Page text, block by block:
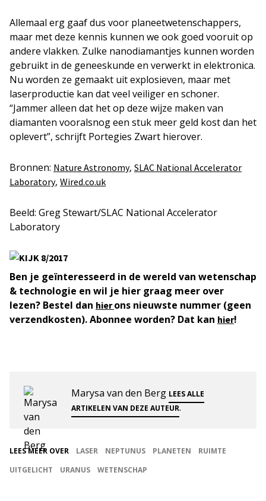
Allemaal erg gaaf dus voor planeetwetenschappers,
maar met deze kennis kunnen we ook goed vooruit op
andere vlakken. Zulke nanodiamantjes kunnen worden
gebruikt in de geneeskunde en verwerkt in elektronica.
Nu worden ze gemaakt uit explosieven, maar met
laserproductie kan dat veel veiliger en schoner.
“Jammer alleen dat het op deze wijze maken van
diamanten vooralsnog een stuk meer geld kost dan het
oplevert”, schrijft Portegies Zwart hierover.
Bronnen: Nature Astronomy, SLAC National Accelerator
Laboratory, Wired.co.uk
Beeld: Greg Stewart/SLAC National Accelerator
Laboratory
Ben je geïnteresseerd in de wereld van wetenschap
& technologie en wil je hier graag meer over
lezen? Bestel dan hierons nieuwste nummer (geen
verzendkosten). Abonnee worden? Dat kan hier!
Marysa van den Berg LEES ALLE
ARTIKELEN VAN DEZE AUTEUR.
LEES MEER OVER LASER NEPTUNUS PLANETEN
RUIMTE
UITGELICHT
URANUS WETENSCHAP